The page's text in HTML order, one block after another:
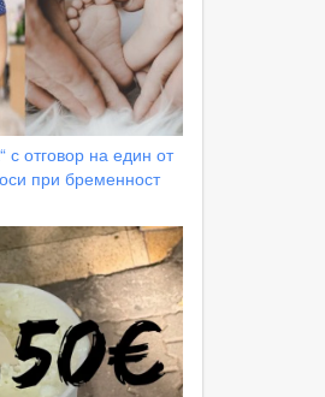
с отговор на един от
при бременност